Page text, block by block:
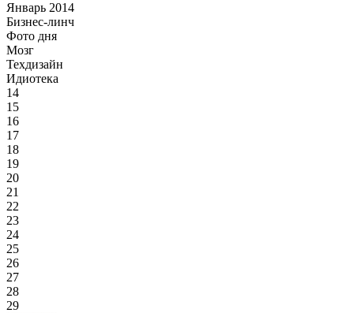
Январь 2014
Бизнес-линч
Фото дня
Мозг
Техдизайн
Идиотека
14
15
16
17
18
19
20
21
22
23
24
25
26
27
28
29